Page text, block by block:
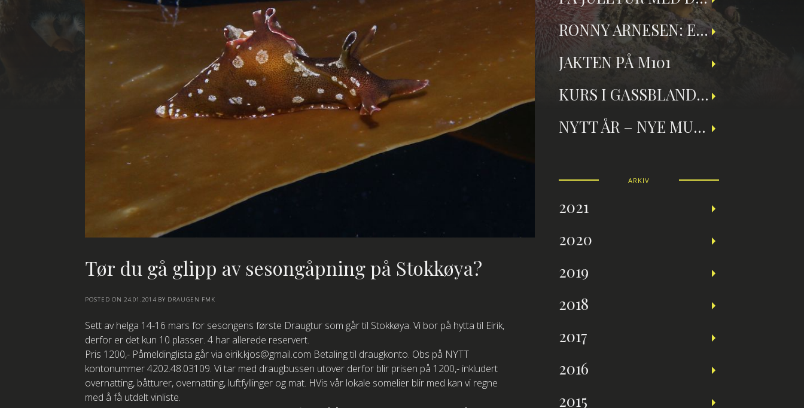
Tør du gå glipp av sesongåpning på Stokkøya?
POSTED ON 24.01.2014 BY DRAUGEN FMK
Sett av helga 14-16 mars for sesongens første Draugtur som går til Stokkøya. Vi bor på hytta til Eirik,
derfor er det kun 10 plasser. 4 har allerede reservert.
Pris 1200,- Påmeldinglista går via eirik.kjos@gmail.com Betaling til draugkonto. Obs på NYTT
kontonummer 4202.48.03109. Vi tar med draugbussen utover derfor blir prisen på 1200,- inkludert
overnatting, båtturer, overnatting, luftfyllinger og mat. HVis vår lokale somelier blir med kan vi regne
med å få utdelt vinliste.
RONNY ARNESEN: ET TILBAKEBLIKK PÅ TEKNISK DYKKING
JAKTEN PÅ M101
KURS I GASSBLANDING OG NITROXDYKKING
NYTT ÅR – NYE MULIGHETER
ARKIV
2021
2020
2019
2018
2017
2016
2015